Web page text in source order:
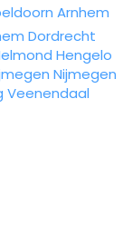
Arnhem
Dordrecht
Hengelo
Nijmegen
Veenendaal